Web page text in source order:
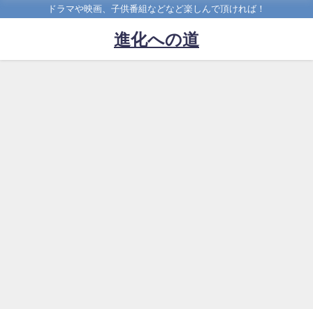
ドラマや映画、子供番組などなど楽しんで頂ければ！
進化への道